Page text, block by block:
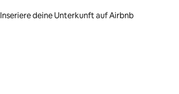
Inseriere deine Unterkunft auf Airbnb